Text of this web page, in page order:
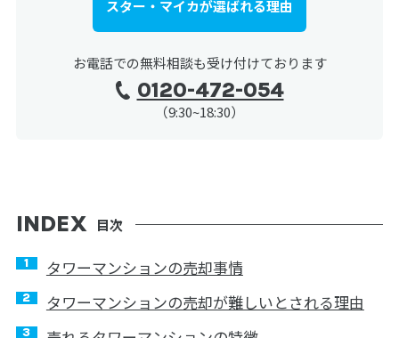
スター・マイカが選ばれる理由
お電話での無料相談も受け付けております
0120-472-054
（9:30~18:30）
目次
タワーマンションの売却事情
タワーマンションの売却が難しいとされる理由